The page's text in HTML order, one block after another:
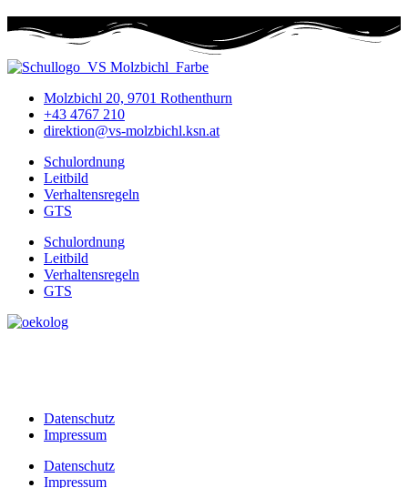
Molzbichl 20, 9701 Rothenthurn
+43 4767 210
direktion@vs-molzbichl.ksn.at
Schulordnung
Leitbild
Verhaltensregeln
GTS
Schulordnung
Leitbild
Verhaltensregeln
GTS
Datenschutz
Impressum
Datenschutz
Impressum